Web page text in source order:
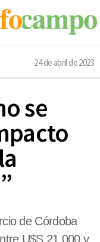
24 de abril de 2023
se
de Córdoba
U$S 21.000 y